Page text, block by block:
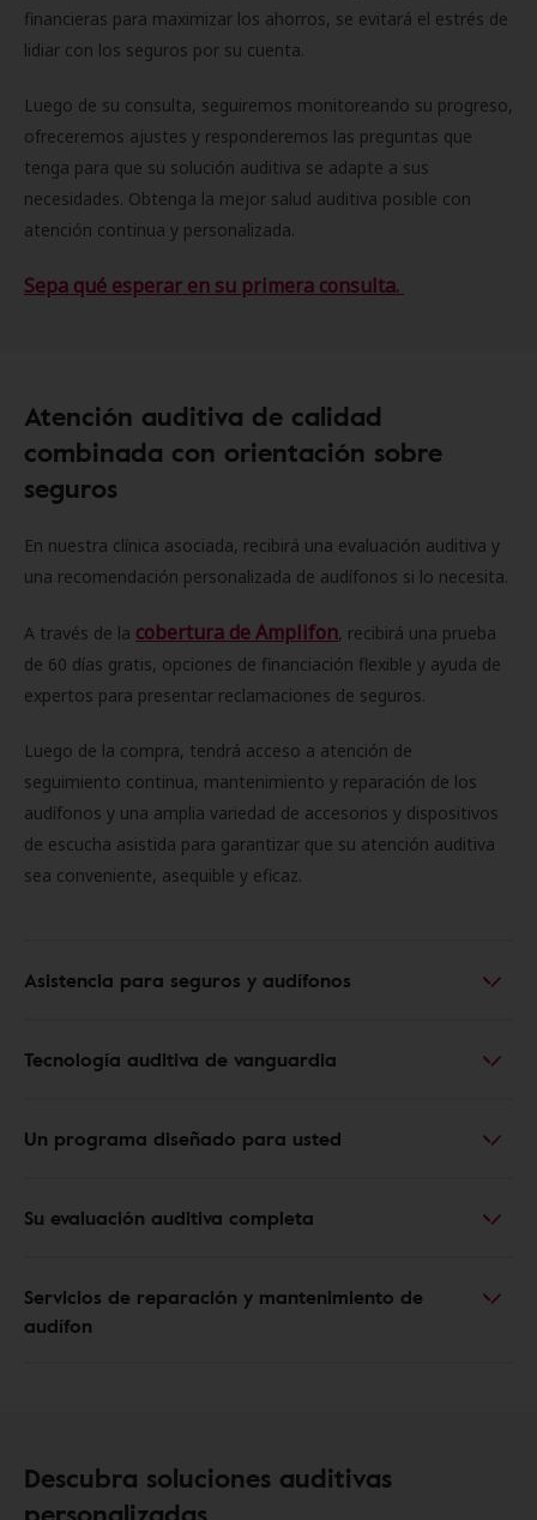
financieras para maximizar los ahorros, se evitará el estrés de
lidiar con los seguros por su cuenta.
Luego de su consulta, seguiremos monitoreando su progreso,
ofreceremos ajustes y responderemos las preguntas que
tenga para que su solución auditiva se adapte a sus
necesidades. Obtenga la mejor salud auditiva posible con
atención continua y personalizada.
Sepa qué esperar en su primera consulta.
Atención auditiva de calidad
combinada con orientación sobre
seguros
En nuestra clínica asociada, recibirá una evaluación auditiva y
una recomendación personalizada de audífonos si lo necesita.
A través de la cobertura de Amplifon, recibirá una prueba
de 60 días gratis, opciones de financiación flexible y ayuda de
expertos para presentar reclamaciones de seguros.
Luego de la compra, tendrá acceso a atención de
seguimiento continua, mantenimiento y reparación de los
audífonos y una amplia variedad de accesorios y dispositivos
de escucha asistida para garantizar que su atención auditiva
sea conveniente, asequible y eficaz.
Asistencia para seguros y audífonos
Tecnología auditiva de vanguardia
Un programa diseñado para usted
Su evaluación auditiva completa
Servicios de reparación y mantenimiento de
audífon
Descubra soluciones auditivas